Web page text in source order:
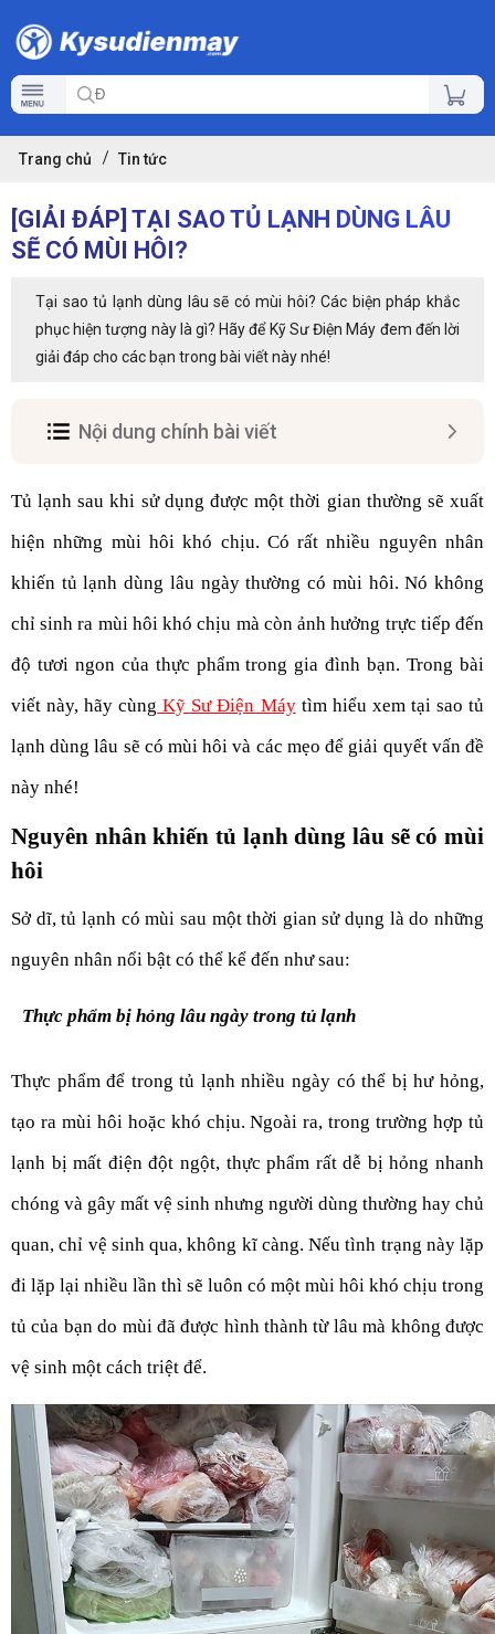
Trang chủ Tin tức
[GIẢI ĐÁP] TẠI SAO TỦ LẠNH DÙNG LÂU
SẼ CÓ MÙI HÔI?
Tại sao tủ lạnh dùng lâu sẽ có mùi hôi? Các biện pháp khắc
phục hiện tượng này là gì? Hãy để Kỹ Sư Điện Máy đem đến lời
giải đáp cho các bạn trong bài viết này nhé!
Nội dung chính bài viết
Tủ lạnh sau khi sử dụng được một thời gian thường sẽ xuất
hiện những mùi hôi khó chịu. Có rất nhiều nguyên nhân
khiến tủ lạnh dùng lâu ngày thường có mùi hôi. Nó không
chỉ sinh ra mùi hôi khó chịu mà còn ảnh hưởng trực tiếp đến
độ tươi ngon của thực phẩm trong gia đình bạn. Trong bài
viết này, hãy cùng Kỹ Sư Điện Máy tìm hiểu xem tại sao tủ
lạnh dùng lâu sẽ có mùi hôi và các mẹo để giải quyết vấn đề
này nhé!
Nguyên nhân khiến tủ lạnh dùng lâu sẽ có mùi
hôi
Sở dĩ, tủ lạnh có mùi sau một thời gian sử dụng là do những
nguyên nhân nổi bật có thể kể đến như sau:
Thực phẩm bị hỏng lâu ngày trong tủ lạnh
Thực phẩm để trong tủ lạnh nhiều ngày có thể bị hư hỏng,
tạo ra mùi hôi hoặc khó chịu. Ngoài ra, trong trường hợp tủ
lạnh bị mất điện đột ngột, thực phẩm rất dễ bị hỏng nhanh
chóng và gây mất vệ sinh nhưng người dùng thường hay chủ
quan, chỉ vệ sinh qua, không kĩ càng. Nếu tình trạng này lặp
đi lặp lại nhiều lần thì sẽ luôn có một mùi hôi khó chịu trong
tủ của bạn do mùi đã được hình thành từ lâu mà không được
vệ sinh một cách triệt để.